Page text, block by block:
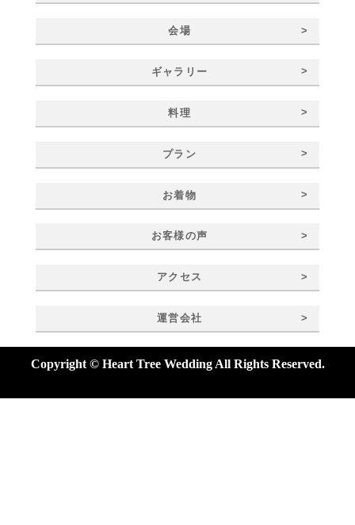
会場 >
ギャラリー >
料理 >
プラン >
お着物 >
お客様の声 >
アクセス >
運営会社 >
Copyright © Heart Tree Wedding All Rights Reserved.